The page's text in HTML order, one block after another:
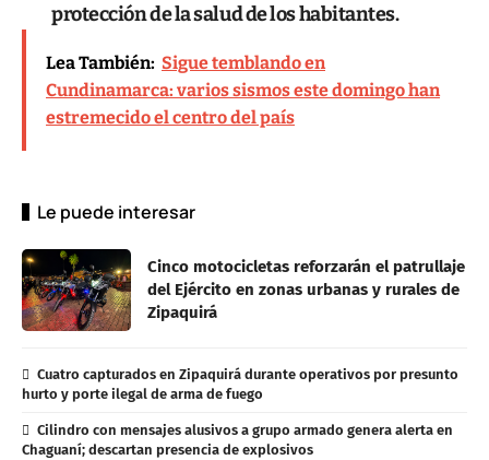
protección de la salud de los habitantes.
Lea También: Sigue temblando en
Cundinamarca: varios sismos este domingo han
estremecido el centro del país
Le puede interesar
Cinco motocicletas reforzarán el patrullaje
del Ejército en zonas urbanas y rurales de
Zipaquirá
Cuatro capturados en Zipaquirá durante operativos por presunto
hurto y porte ilegal de arma de fuego
Cilindro con mensajes alusivos a grupo armado genera alerta en
Chaguaní; descartan presencia de explosivos